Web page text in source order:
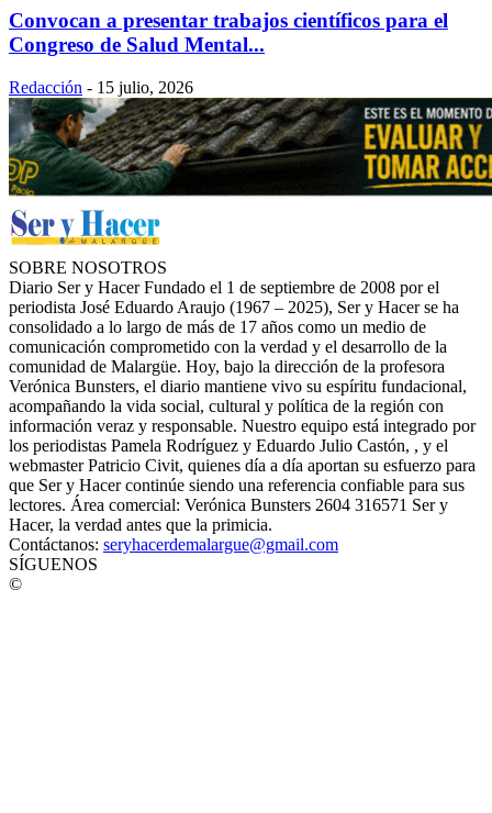
Convocan a presentar trabajos científicos para el
Congreso de Salud Mental...
Redacción - 15 julio, 2026
SOBRE NOSOTROS
Diario Ser y Hacer Fundado el 1 de septiembre de 2008 por el
periodista José Eduardo Araujo (1967 – 2025), Ser y Hacer se ha
consolidado a lo largo de más de 17 años como un medio de
comunicación comprometido con la verdad y el desarrollo de la
comunidad de Malargüe. Hoy, bajo la dirección de la profesora
Verónica Bunsters, el diario mantiene vivo su espíritu fundacional,
acompañando la vida social, cultural y política de la región con
información veraz y responsable. Nuestro equipo está integrado por
los periodistas Pamela Rodríguez y Eduardo Julio Castón, , y el
webmaster Patricio Civit, quienes día a día aportan su esfuerzo para
que Ser y Hacer continúe siendo una referencia confiable para sus
lectores. Área comercial: Verónica Bunsters 2604 316571 Ser y
Hacer, la verdad antes que la primicia.
Contáctanos: seryhacerdemalargue@gmail.com
SÍGUENOS
©